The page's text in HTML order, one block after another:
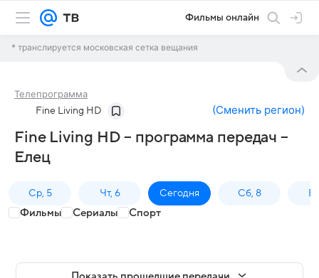
Фильмы онлайн
* транслируется московская сетка вещания
Телепрограмма
Fine Living HD (Сменить регион)
Fine Living HD – программа передач –
Елец
Ср, 5 Чт, 6 Сегодня Сб, 8
Фильмы Сериалы Спорт
Показать прошедшие передачи